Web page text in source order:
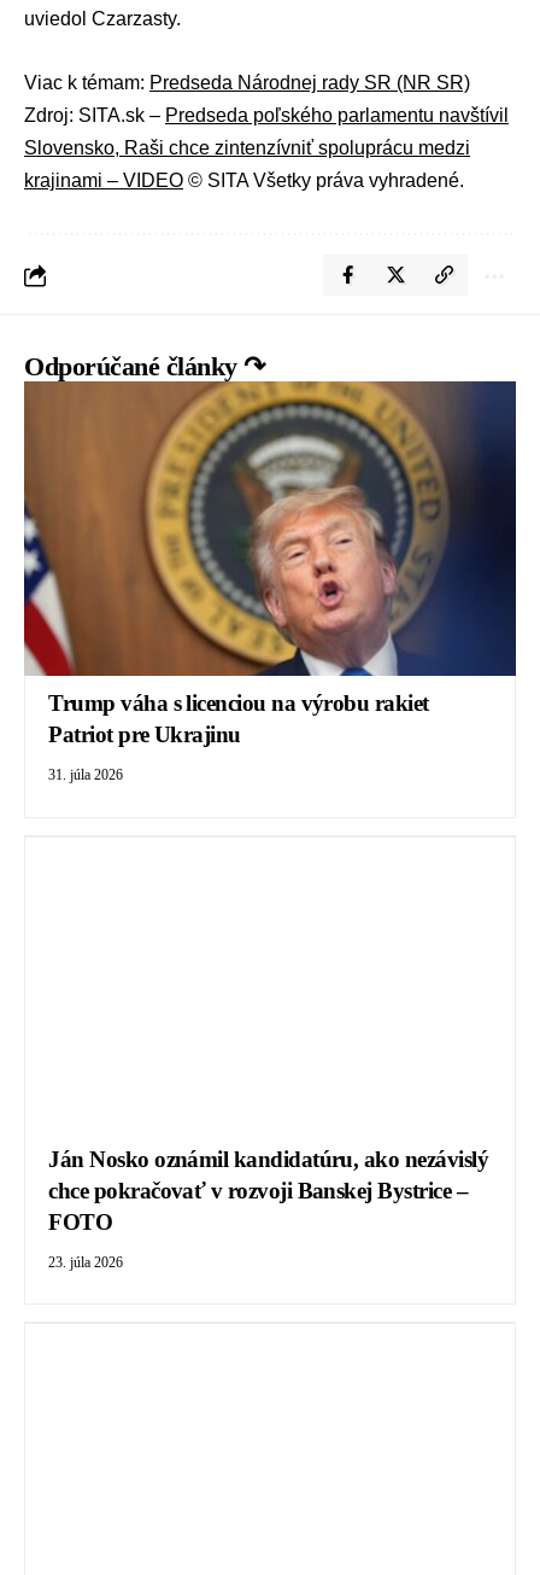
uviedol Czarzasty.
Viac k témam: Predseda Národnej rady SR (NR SR)
Zdroj: SITA.sk – Predseda poľského parlamentu navštívil
Slovensko, Raši chce zintenzívniť spoluprácu medzi
krajinami – VIDEO © SITA Všetky práva vyhradené.
Odporúčané články ↷
Trump váha s licenciou na výrobu rakiet
Patriot pre Ukrajinu
31. júla 2026
Ján Nosko oznámil kandidatúru, ako nezávislý
chce pokračovať v rozvoji Banskej Bystrice –
FOTO
23. júla 2026